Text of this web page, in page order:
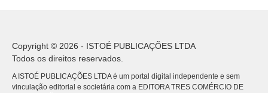
Copyright © 2026 - ISTOÉ PUBLICAÇÕES LTDA
Todos os direitos reservados.
A ISTOÉ PUBLICAÇÕES LTDA é um portal digital independente e sem
vinculação editorial e societária com a EDITORA TRES COMÉRCIO DE